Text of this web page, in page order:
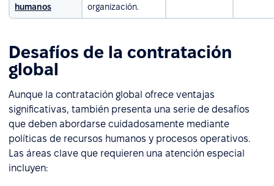
humanos
organización.
Desafíos de la contratación
global
Aunque la contratación global ofrece ventajas
significativas, también presenta una serie de desafíos
que deben abordarse cuidadosamente mediante
políticas de recursos humanos y procesos operativos.
Las áreas clave que requieren una atención especial
incluyen: